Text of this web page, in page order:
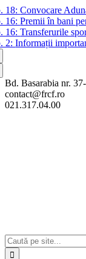
Skip
to
content
18:Convocare
16:Premii în bani
16:Transferurile
2:Informații
Bd. Basarabia nr.
contact@frcf.ro
021.317.04.00
Cautare...